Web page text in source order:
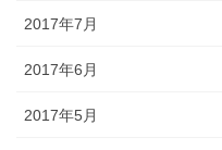
2017年7月
2017年6月
2017年5月